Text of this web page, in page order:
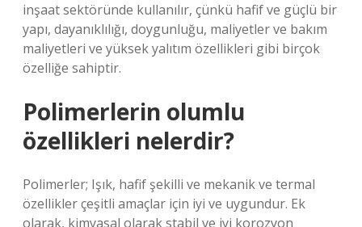
inşaat sektöründe kullanılır, çünkü hafif ve güçlü bir
yapı, dayanıklılığı, doygunluğu, maliyetler ve bakım
maliyetleri ve yüksek yalıtım özellikleri gibi birçok
özelliğe sahiptir.
Polimerlerin olumlu
özellikleri nelerdir?
Polimerler; Işık, hafif şekilli ve mekanik ve termal
özellikler çeşitli amaçlar için iyi ve uygundur. Ek
olarak, kimyasal olarak stabil ve iyi korozyon